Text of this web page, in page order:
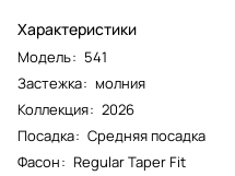
Характеристики
Модель: 541
Застежка: молния
Коллекция: 2026
Посадка: Средняя посадка
Фасон: Regular Taper Fit